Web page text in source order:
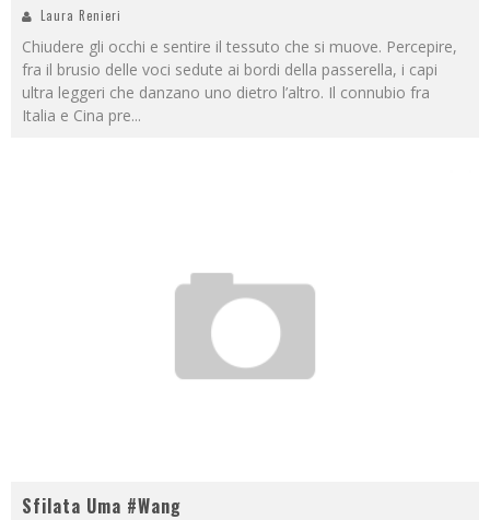
Laura Renieri
Chiudere gli occhi e sentire il tessuto che si muove. Percepire,
fra il brusio delle voci sedute ai bordi della passerella, i capi
ultra leggeri che danzano uno dietro l’altro. Il connubio fra
Italia e Cina pre...
Sfilata Uma #Wang